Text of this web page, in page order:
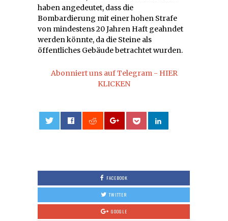
haben angedeutet, dass die
Bombardierung mit einer hohen Strafe
von mindestens 20 Jahren Haft geahndet
werden könnte, da die Steine als
öffentliches Gebäude betrachtet wurden.
Abonniert uns auf Telegram - HIER
KLICKEN
FACEBOOK
TWITTER
GOOGLE